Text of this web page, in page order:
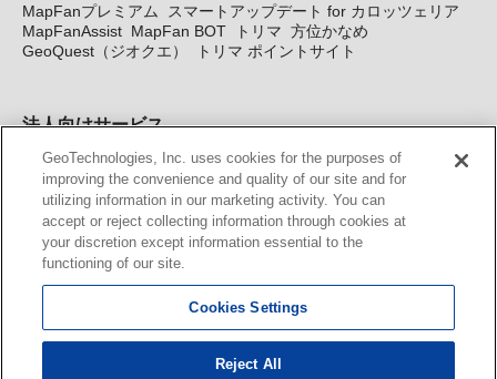
MapFanプレミアム
スマートアップデート for カロッツェリア
MapFanAssist MapFan BOT トリマ 方位かなめ
GeoQuest（ジオクエ）
トリマ ポイントサイト
法人向けサービス
法人向け地図・位置情報サービス WEBサイト・システム向け地
図API Windows PC向け地図開発キット MapFan DB 住所確認
サービス
MAP WORLD+ トリマ広告 Geo-Research
カーナビ地図更新サービス
MapFan スマートメンバーズ カロッツェリア地図割プラス
KENWOOD MapFan Club
GeoTechnologies, Inc. uses cookies for the purposes of
improving the convenience and quality of our site and for
utilizing information in our marketing activity. You can
accept or reject collecting information through cookies at
your discretion except information essential to the
functioning of our site.
Cookies Settings
Reject All